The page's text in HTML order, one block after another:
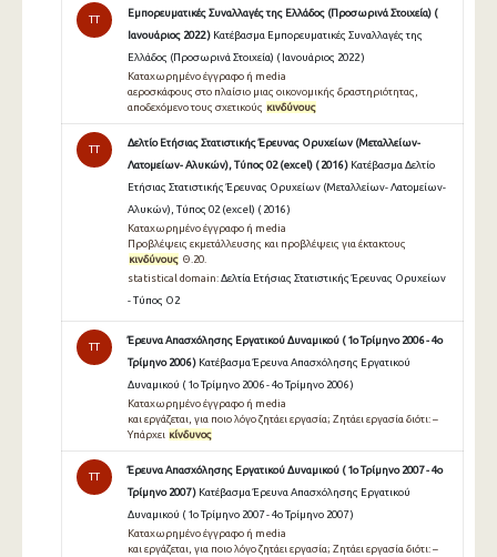
TT
Εμπορευματικές Συναλλαγές της Ελλάδος (Προσωρινά Στοιχεία) (
Ιανουάριος 2022 ) Κατέβασμα Εμπορευματικές Συναλλαγές της
Ελλάδος (Προσωρινά Στοιχεία) ( Ιανουάριος 2022 )
Καταχωρημένο έγγραφο ή media
αεροσκάφους στο πλαίσιο μιας οικονομικής δραστηριότητας,
αποδεχόμενο τους σχετικούς κινδύνους
TT
Δελτίο Ετήσιας Στατιστικής Έρευνας Ορυχείων (Μεταλλείων-
Λατομείων- Αλυκών), Τύπος 02 (excel) ( 2016 ) Κατέβασμα Δελτίο
Ετήσιας Στατιστικής Έρευνας Ορυχείων (Μεταλλείων- Λατομείων-
Αλυκών), Τύπος 02 (excel) ( 2016 )
Καταχωρημένο έγγραφο ή media
Προβλέψεις εκμετάλλευσης και προβλέψεις για έκτακτους
κινδύνους Θ.20.
statistical domain:Δελτία Ετήσιας Στατιστικής Έρευνας Ορυχείων
- Τύπος Ο2
TT
Έρευνα Απασχόλησης Εργατικού Δυναμικού ( 1ο Τρίμηνο 2006 - 4ο
Τρίμηνο 2006 ) Κατέβασμα Έρευνα Απασχόλησης Εργατικού
Δυναμικού ( 1ο Τρίμηνο 2006 - 4ο Τρίμηνο 2006 )
Καταχωρημένο έγγραφο ή media
και εργάζεται, για ποιο λόγο ζητάει εργασία; Ζητάει εργασία διότι: –
Υπάρχει κίνδυνος
TT
Έρευνα Απασχόλησης Εργατικού Δυναμικού ( 1ο Τρίμηνο 2007 - 4ο
Τρίμηνο 2007 ) Κατέβασμα Έρευνα Απασχόλησης Εργατικού
Δυναμικού ( 1ο Τρίμηνο 2007 - 4ο Τρίμηνο 2007 )
Καταχωρημένο έγγραφο ή media
και εργάζεται, για ποιο λόγο ζητάει εργασία; Ζητάει εργασία διότι: –